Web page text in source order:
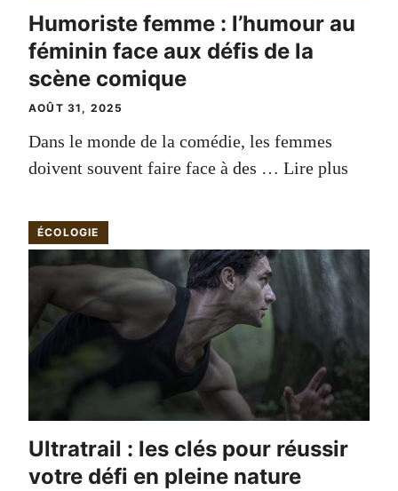
Humoriste femme : l’humour au
féminin face aux défis de la
scène comique
AOÛT 31, 2025
Dans le monde de la comédie, les femmes
doivent souvent faire face à des … Lire plus
ÉCOLOGIE
Ultratrail : les clés pour réussir
votre défi en pleine nature